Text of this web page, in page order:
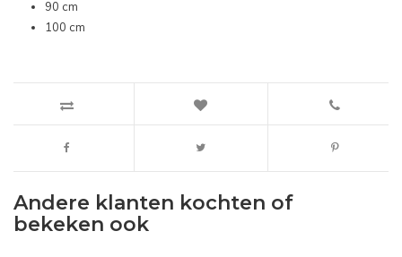
90 cm
100 cm
Andere klanten kochten of
bekeken ook